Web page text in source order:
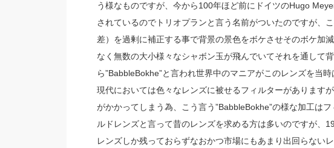
う様なものですが、今から100年ほど前にドイツのHugo
されているのでトリオプランと言う名前がついたのですが、
差）を過剰に補正する事で背景の景色をボケさせそのボケ加
なく無数の大小様々なシャボン玉が飛んでいてそれを通して
ら”BabbleBokhe”と言われ世界中のマニアがこのレンズを当時
現代においては色々なレンズに被せるフィルターがあります
がかかってしまう為、こう言う”BabbleBokhe”の様な加工は
ルドレンズと言って昔のレンズを求める方は多いのですが、
レンズしか残っておらずなおかつ市場にもあまり出回らない